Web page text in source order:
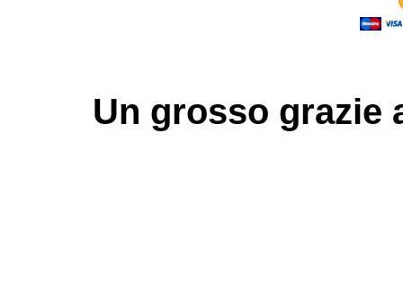
Un grosso grazie